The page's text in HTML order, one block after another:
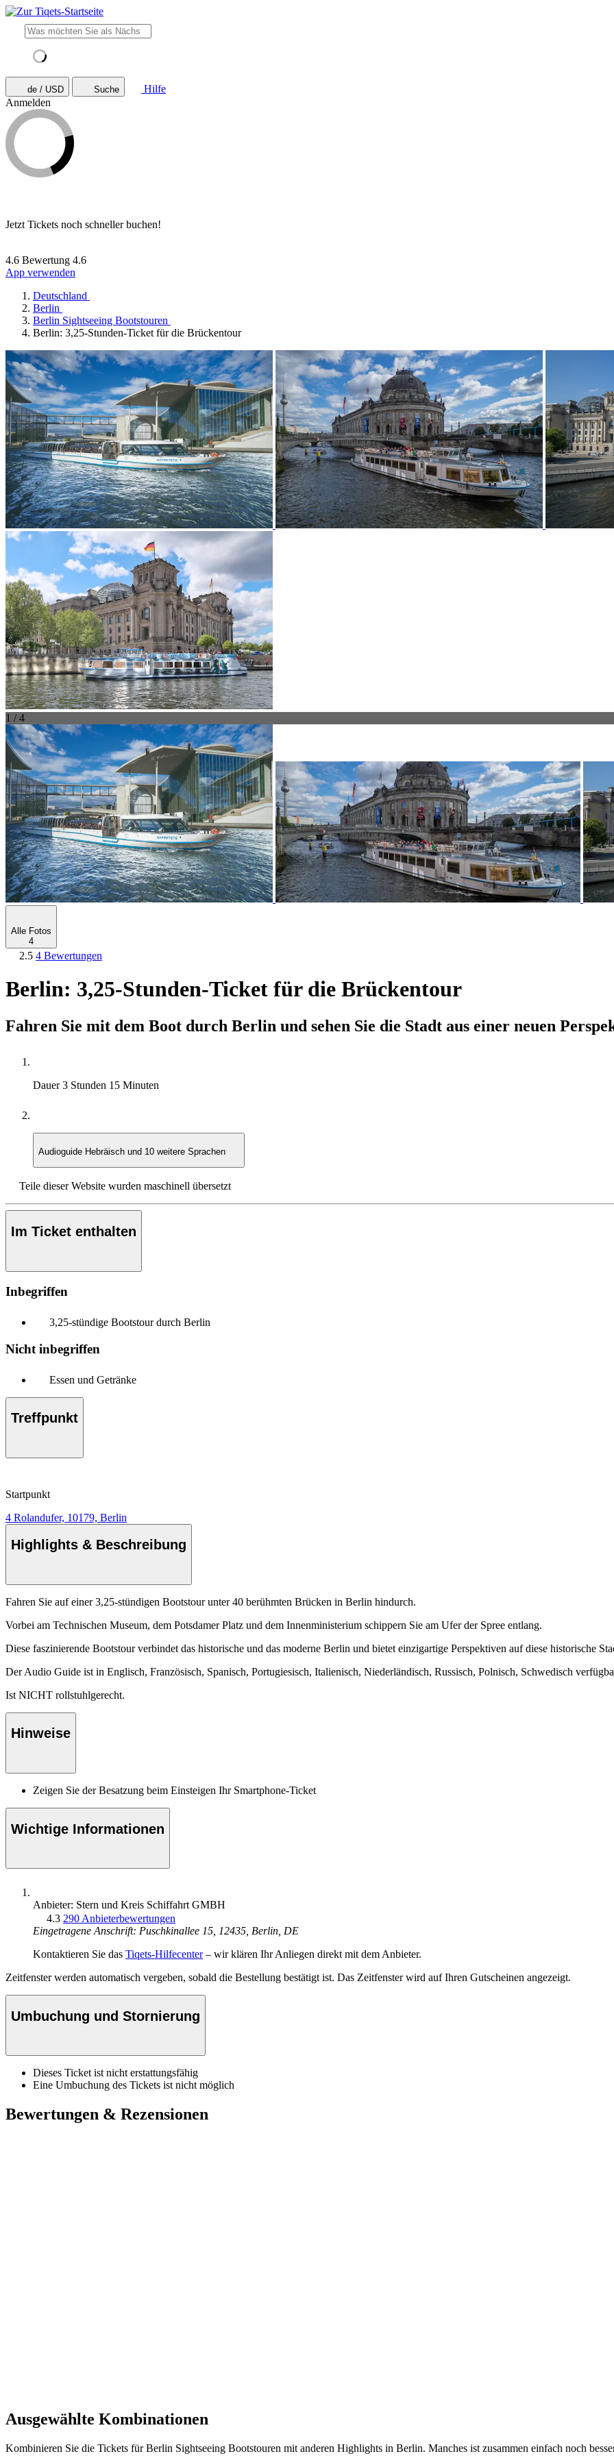
de / USD Suche
Hilfe
Anmelden
Jetzt Tickets noch schneller buchen!
4.6 Bewertung 4.6
App verwenden
Deutschland
Berlin
Berlin Sightseeing Bootstouren
Berlin: 3,25-Stunden-Ticket für die Brückentour
1 / 4
Alle Fotos
4
2.5 4 Bewertungen
Berlin: 3,25-Stunden-Ticket für die Brückentour
Fahren Sie mit dem Boot durch Berlin und sehen Sie die Stadt aus einer neuen
Dauer3 Stunden 15 Minuten
Audioguide Hebräisch und 10 weitere Sprachen
Teile dieser Website wurden maschinell übersetzt
Im Ticket enthalten
Inbegriffen
3,25-stündige Bootstour durch Berlin
Nicht inbegriffen
Essen und Getränke
Treffpunkt
Startpunkt
4 Rolandufer, 10179, Berlin
Highlights & Beschreibung
Fahren Sie auf einer 3,25-stündigen Bootstour unter 40 berühmten Brücken in Berlin hindurch.
Vorbei am Technischen Museum, dem Potsdamer Platz und dem Innenministerium schippern Sie am Ufer der Spree entlang.
Diese faszinierende Bootstour verbindet das historische und das moderne Berlin und bietet einzigartige Perspektiven auf diese historische
Der Audio Guide ist in Englisch, Französisch, Spanisch, Portugiesisch, Italienisch, Niederländisch, Russisch, Polnisch, Schwedisch
Ist NICHT rollstuhlgerecht.
Hinweise
Zeigen Sie der Besatzung beim Einsteigen Ihr Smartphone-Ticket
Wichtige Informationen
Anbieter: Stern und Kreis Schiffahrt GMBH
4.3 290 Anbieterbewertungen
Eingetragene Anschrift: Puschkinallee 15, 12435, Berlin, DE
Kontaktieren Sie das Tiqets-Hilfecenter– wir klären Ihr Anliegen direkt mit dem Anbieter.
Zeitfenster werden automatisch vergeben, sobald die Bestellung bestätigt ist. Das Zeitfenster wird auf Ihren Gutscheinen angezeigt.
Umbuchung und Stornierung
Dieses Ticket ist nicht erstattungsfähig
Eine Umbuchung des Tickets ist nicht möglich
Bewertungen & Rezensionen
Ausgewählte Kombinationen
Kombinieren Sie die Tickets für Berlin Sightseeing Bootstouren mit anderen Highlights in Berlin. Manches ist zusammen einfach noch